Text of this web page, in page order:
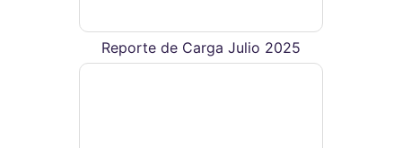
Reporte de Carga Julio 2025